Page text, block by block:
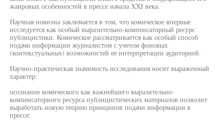
жанровых особенностей в прессе начала XXI века.
Научная новизна заключается в том, что комическое впервые
исследуется как особый выразительно-компенсаторный ресурс
публицистики. Комическое рассматривается как особый способ
подачи информации журналистом с учетом фоновых
(контекстуальных) возможностей ее интерпретации аудиторией.
Научно-практическая значимость исследования носит выраженный
характер:
осознание комического как важнейшего выразительно-
компенсаторного ресурса публицистических материалов позволит
выработать новую теорию принципов подачи информации в
прессе;